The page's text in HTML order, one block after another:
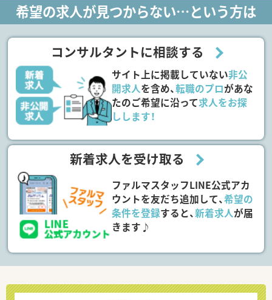
希望の求人が見つからない…という方は
コンサルタントに相談する
サイト上に掲載していない非公
開求人を含め、転職のプロがあな
たのご希望に沿って求人をお探
しします！
新着求人を受け取る
ファルマスタッフLINE公式アカ
ウントを友だち追加して、希望の
条件を登録すると、新着求人が届
きます♪